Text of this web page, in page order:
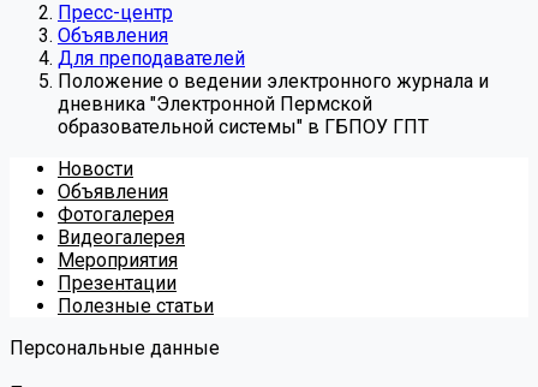
Пресс-центр
Объявления
Для преподавателей
Положение о ведении электронного журнала и
дневника "Электронной Пермской
образовательной системы" в ГБПОУ ГПТ
Новости
Объявления
Фотогалерея
Видеогалерея
Мероприятия
Презентации
Полезные статьи
Персональные данные